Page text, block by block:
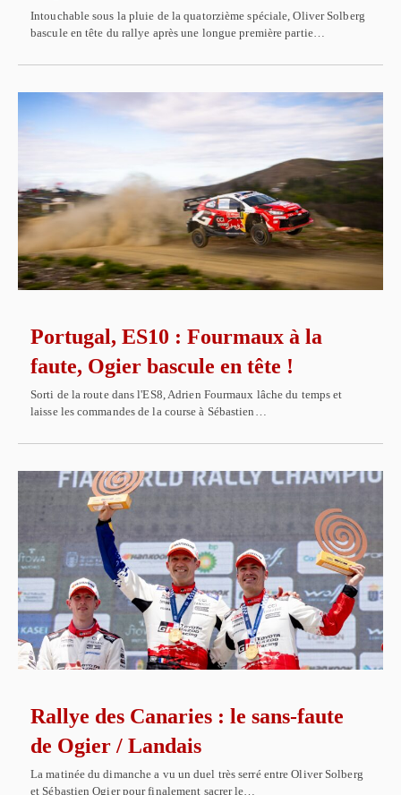
Intouchable sous la pluie de la quatorzième spéciale, Oliver Solberg
bascule en tête du rallye après une longue première partie…
Portugal, ES10 : Fourmaux à la
faute, Ogier bascule en tête !
Sorti de la route dans l'ES8, Adrien Fourmaux lâche du temps et
laisse les commandes de la course à Sébastien…
Rallye des Canaries : le sans-faute
de Ogier / Landais
La matinée du dimanche a vu un duel très serré entre Oliver Solberg
et Sébastien Ogier pour finalement sacrer le…